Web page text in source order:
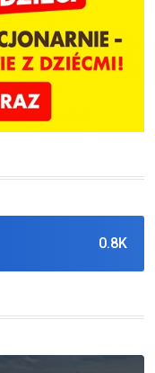
0.8K